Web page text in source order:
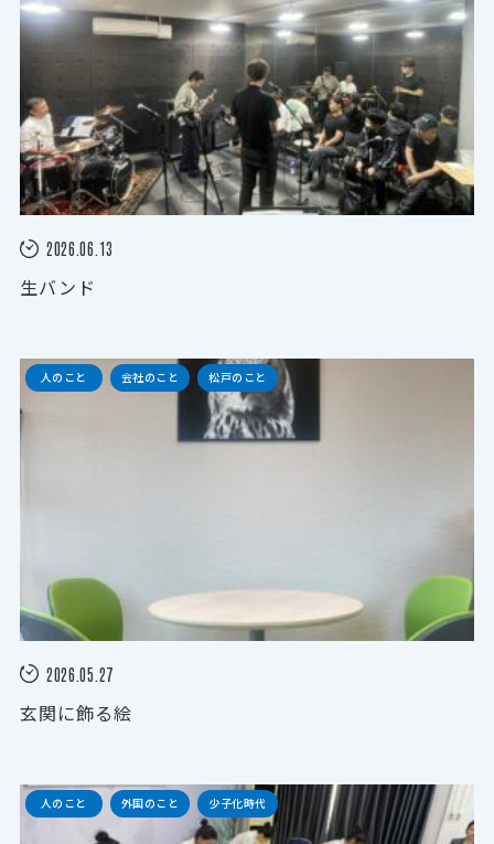
2026.06.13
生バンド
2026.05.27
玄関に飾る絵
人のこと 会社のこと 松戸のこと
人のこと 外国のこと 少子化時代